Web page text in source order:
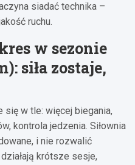
siadać technika –
ruchu.
w sezonie
siła zostaje,
się w tle: więcej biegania,
kontrola jedzenia. Siłownia
i nie rozwalić
krótsze sesje,